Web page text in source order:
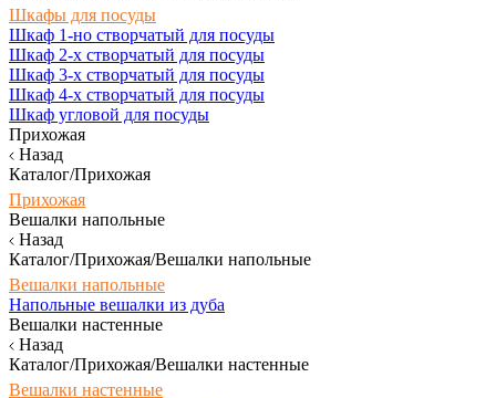
Шкафы для посуды
Шкаф 1-но створчатый для посуды
Шкаф 2-х створчатый для посуды
Шкаф 3-х створчатый для посуды
Шкаф 4-х створчатый для посуды
Шкаф угловой для посуды
Прихожая
Назад
Каталог/Прихожая
Прихожая
Вешалки напольные
Назад
Каталог/Прихожая/Вешалки напольные
Вешалки напольные
Напольные вешалки из дуба
Вешалки настенные
Назад
Каталог/Прихожая/Вешалки настенные
Вешалки настенные